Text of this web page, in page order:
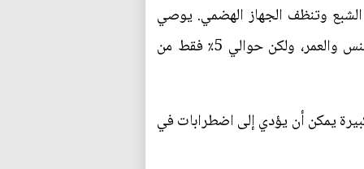
الشبع وتنظف الجهاز الهضمي. يوصي
معهد الطب بأن يستهلك البالغون من 21 إلى 38 جرامًا من الألياف يوميًا، اعتمادًا على عوامل مثل الجنس والعمر، ولكن حوالي 5٪ فقط من
يمكن أن يؤدي إلى اضطرابات في